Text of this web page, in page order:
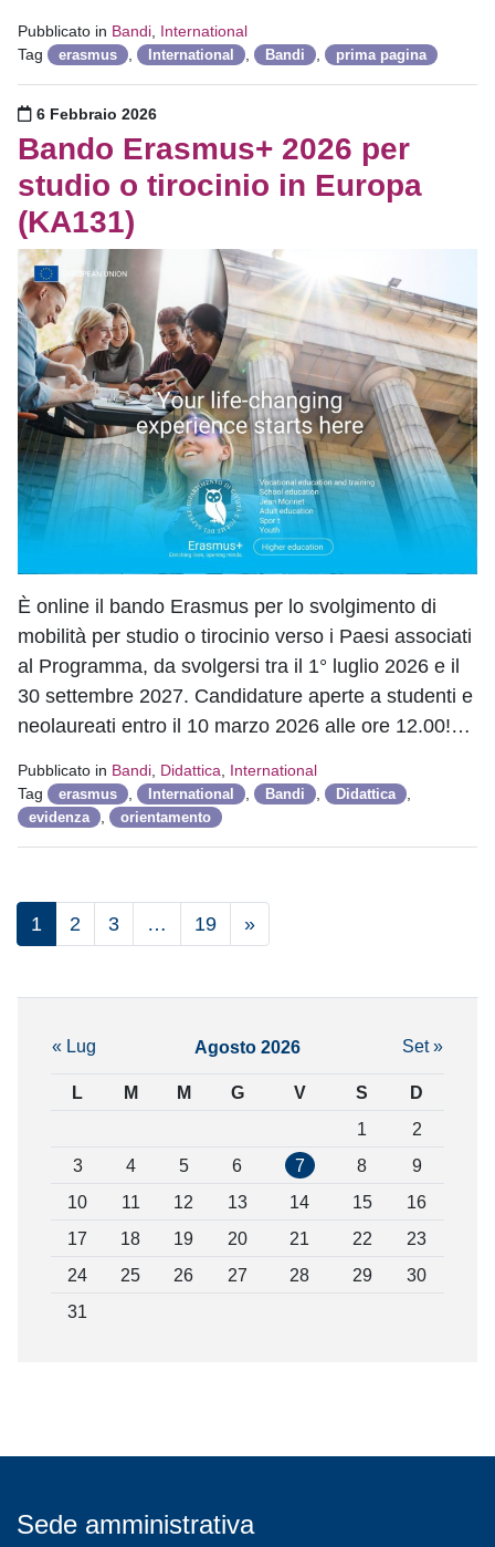
Pubblicato in Bandi International
Tag
erasmus International Bandi prima pagina
Pubblicato il
6 Febbraio 2026
Bando Erasmus+ 2026 per
studio o tirocinio in Europa
(KA131)
È online il bando Erasmus per lo svolgimento di
mobilità per studio o tirocinio verso i Paesi associati
al Programma, da svolgersi tra il 1° luglio 2026 e il
30 settembre 2027. Candidature aperte a studenti e
neolaureati entro il 10 marzo 2026 alle ore 12.00!…
Pubblicato in Bandi, Didattica, International
Tag
erasmus , International , Bandi , Didattica ,
evidenza , orientamento
1 2 3 … 19 »
Agosto 2026
L M M G V S D
« Lug Set »
1
2
3
4 5 6 7 8
9
10
11 12 13 14 15
16
17
18 19 20 21 22
23
24
25 26 27 28 29
30
31
Sede amministrativa